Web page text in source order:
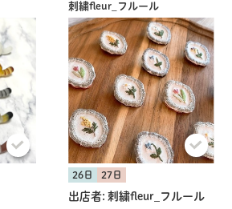
刺繍fleur_フルール
26日 27日
出店者: 刺繍fleur_フルール